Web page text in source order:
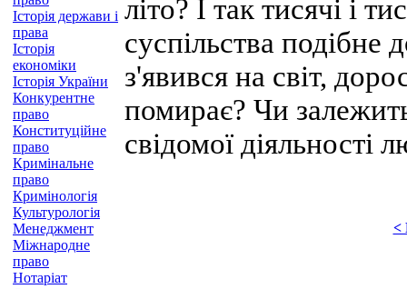
Історія держави і
права
Історія
економіки
Історія України
Конкурентне
право
Конституційне
право
Кримінальне
право
Кримінологія
Культурологія
Менеджмент
Міжнародне
право
Нотаріат
літо? І так тисячі і
суспільства подібне
з'явився на світ,
помирає? Чи
свідомої діяльності
<